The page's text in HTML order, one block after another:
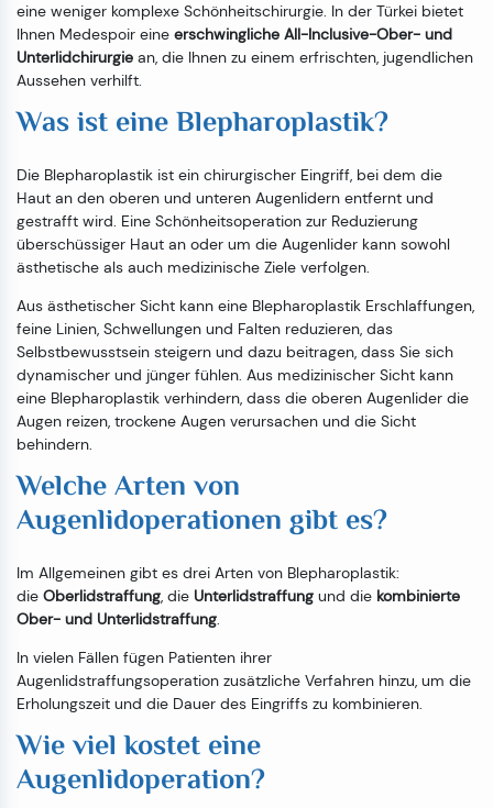
eine weniger komplexe Schönheitschirurgie. In der Türkei bietet
Ihnen Medespoir eine erschwingliche All-Inclusive-Ober- und
Unterlidchirurgie an, die Ihnen zu einem erfrischten, jugendlichen
Aussehen verhilft.
Was ist eine Blepharoplastik?
Die Blepharoplastik ist ein chirurgischer Eingriff, bei dem die
Haut an den oberen und unteren Augenlidern entfernt und
gestrafft wird. Eine Schönheitsoperation zur Reduzierung
überschüssiger Haut an oder um die Augenlider kann sowohl
ästhetische als auch medizinische Ziele verfolgen.
Aus ästhetischer Sicht kann eine Blepharoplastik Erschlaffungen,
feine Linien, Schwellungen und Falten reduzieren, das
Selbstbewusstsein steigern und dazu beitragen, dass Sie sich
dynamischer und jünger fühlen. Aus medizinischer Sicht kann
eine Blepharoplastik verhindern, dass die oberen Augenlider die
Augen reizen, trockene Augen verursachen und die Sicht
behindern.
Welche Arten von
Augenlidoperationen gibt es?
Im Allgemeinen gibt es drei Arten von Blepharoplastik:
die Oberlidstraffung, die Unterlidstraffung und die kombinierte
Ober- und Unterlidstraffung.
In vielen Fällen fügen Patienten ihrer
Augenlidstraffungsoperation zusätzliche Verfahren hinzu, um die
Erholungszeit und die Dauer des Eingriffs zu kombinieren.
Wie viel kostet eine
Augenlidoperation?